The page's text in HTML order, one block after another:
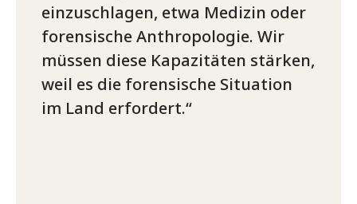
einzuschlagen, etwa Medizin oder
forensische Anthropologie. Wir
müssen diese Kapazitäten stärken,
weil es die forensische Situation
im Land erfordert.